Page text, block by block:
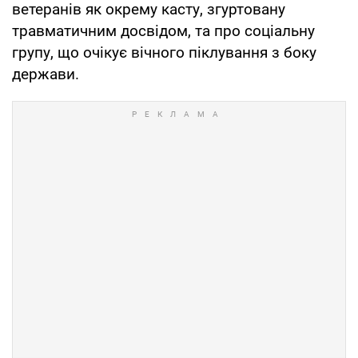
ветеранів як окрему касту, згуртовану
травматичним досвідом, та про соціальну
групу, що очікує вічного піклування з боку
держави.